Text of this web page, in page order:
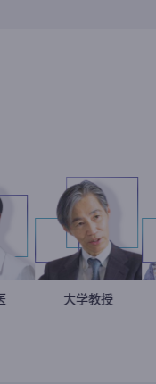
今西洋介
小児科医 加藤忠史
大学教授